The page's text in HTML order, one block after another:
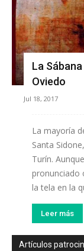
La
Oviedo
Jul 18, 2017
La mayoría
Santa
Turín.
pronunciado
la tela en la
Leer más
Artículos